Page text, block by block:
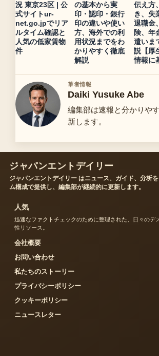
況 東京23区 | 公
式サイトur-
net.go.jpでリア
ルタイム確認と
人気の低家賃物
件
の基本から実
印・認印・銀行
印の違いや使い
方、海外での利
用状況までをわ
かりやすく徹底
解説
伝え方
き、失
退職金
険、年
遣いま
説【厚
情報に
筆者情報
Daiki Yusuke Abe
編集部は速報と分かりや
新します。
ジャパンエントデイリー
ジャパンエントデイリー はニュース、ガイド、分析
ム構成で提供し、編集部が継続的に更新します。
人気
迅速なファクトチェックのために整理された、日々のデ
性リソース。
会社概要
お問い合わせ
私たちのストーリー
プライバシーポリシー
クッキーポリシー
ニュースレター